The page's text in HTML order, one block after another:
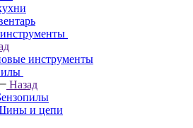
инструменты
Назад
и цепи